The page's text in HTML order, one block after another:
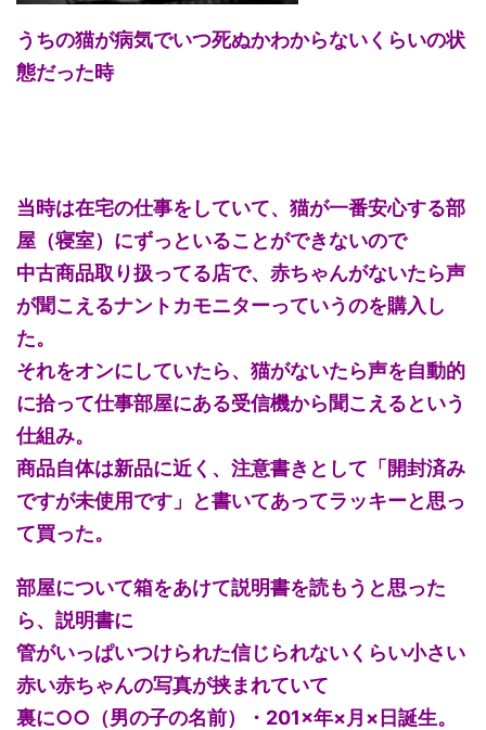
うちの猫が病気でいつ死ぬかわからないくらいの状
態だった時
当時は在宅の仕事をしていて、猫が一番安心する部
屋（寝室）にずっといることができないので
中古商品取り扱ってる店で、赤ちゃんがないたら声
が聞こえるナントカモニターっていうのを購入し
た。
それをオンにしていたら、猫がないたら声を自動的
に拾って仕事部屋にある受信機から聞こえるという
仕組み。
商品自体は新品に近く、注意書きとして「開封済み
ですが未使用です」と書いてあってラッキーと思っ
て買った。
部屋について箱をあけて説明書を読もうと思った
ら、説明書に
管がいっぱいつけられた信じられないくらい小さい
赤い赤ちゃんの写真が挟まれていて
裏に○○（男の子の名前）・201×年×月×日誕生。